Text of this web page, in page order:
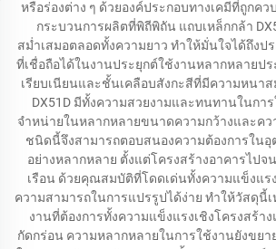
หรือร่องต่าง ๆ ด้วยองค์ประกอบทางเคมีที่ถูกค
กระบวนการผลิตที่พิถีพิถัน แถบเหล็กกล้า
สม่ำเสมอตลอดทั้งความยาว ทำให้มั่นใจได้ถึงป
ที่เชื่อถือได้ในงานประยุกต์ใช้งานหลากหลายป
เรียบเนียนและชั้นเคลือบสังกะสีที่มีความหนาส
DX51D มีทั้งความสวยงามและทนทานในกา
จำหน่ายในหลากหลายขนาดความกว้างและคว
ชนิดนี้จึงสามารถตอบสนองความต้องการในอุ
อย่างหลากหลาย ตั้งแต่โครงสร้างอาคารไปจ
เรือน ด้วยคุณสมบัติที่โดดเด่นทั้งความแข็งแร
ความสามารถในการแปรรูปได้ง่าย ทำให้วัสดุนี้
งานที่ต้องการทั้งความแข็งแรงเชิงโครงสร้า
กัดกร่อน ความหลากหลายในการใช้งานยังขยา